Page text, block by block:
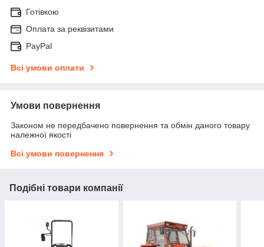
Готівкою
Оплата за реквізитами
PayPal
Всі умови оплати
Умови повернення
Законом не передбачено повернення та обмін даного товару
належної якості
Всі умови повернення
Подібні товари компанії